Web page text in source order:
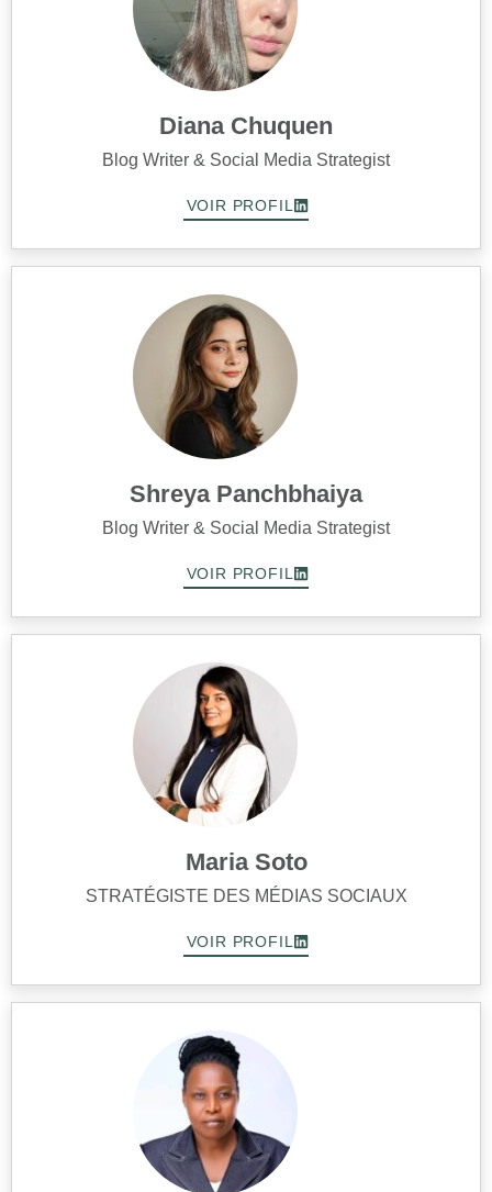
Diana Chuquen
Blog Writer & Social Media Strategist
VOIR PROFIL
Shreya Panchbhaiya
Blog Writer & Social Media Strategist
VOIR PROFIL
Maria Soto
STRATÉGISTE DES MÉDIAS SOCIAUX
VOIR PROFIL